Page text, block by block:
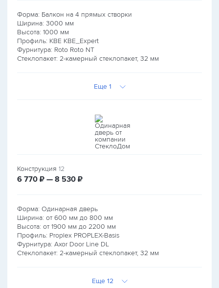
Форма: Балкон на 4 прямых створки
Ширина: 3000 мм
Высота: 1000 мм
Профиль: KBE KBE_Expert
Фурнитура: Roto Roto NT
Стеклопакет: 2-камерный стеклопакет, 32 мм
Еще 1
Конструкция 12
6 770 руб.
₽ — 8 530 руб.
₽
Форма: Одинарная дверь
Ширина: от 600 мм до 800 мм
Высота: от 1900 мм до 2200 мм
Профиль: Proplex PROPLEX-Basis
Фурнитура: Axor Door Line DL
Стеклопакет: 2-камерный стеклопакет, 32 мм
Еще 12